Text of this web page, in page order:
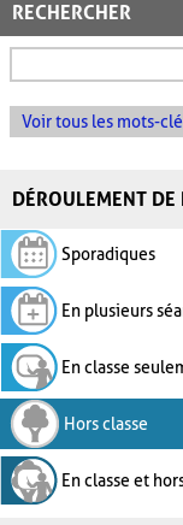
RECHERCHER
Voir tous les mots-
DÉROULEMENT
Sporadiques
En plusieurs
En classe
Hors classe
En classe et